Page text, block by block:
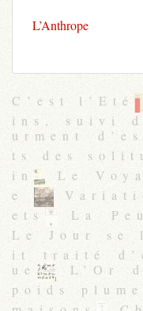
L’Anthrope
C’est l’Eté
ins, suivi
urment
ts des
in
Le
e
ets
La
Le Jour se
it traité
ue
L’Or
poids plume